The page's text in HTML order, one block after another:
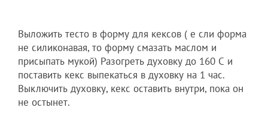
Выложить тесто в форму для кексов ( е сли форма
не силиконавая, то форму смазать маслом и
присыпать мукой) Разогреть духовку до 160 С и
поставить кекс выпекаться в духовку на 1 час.
Выключить духовку, кекс оставить внутри, пока он
не остынет.